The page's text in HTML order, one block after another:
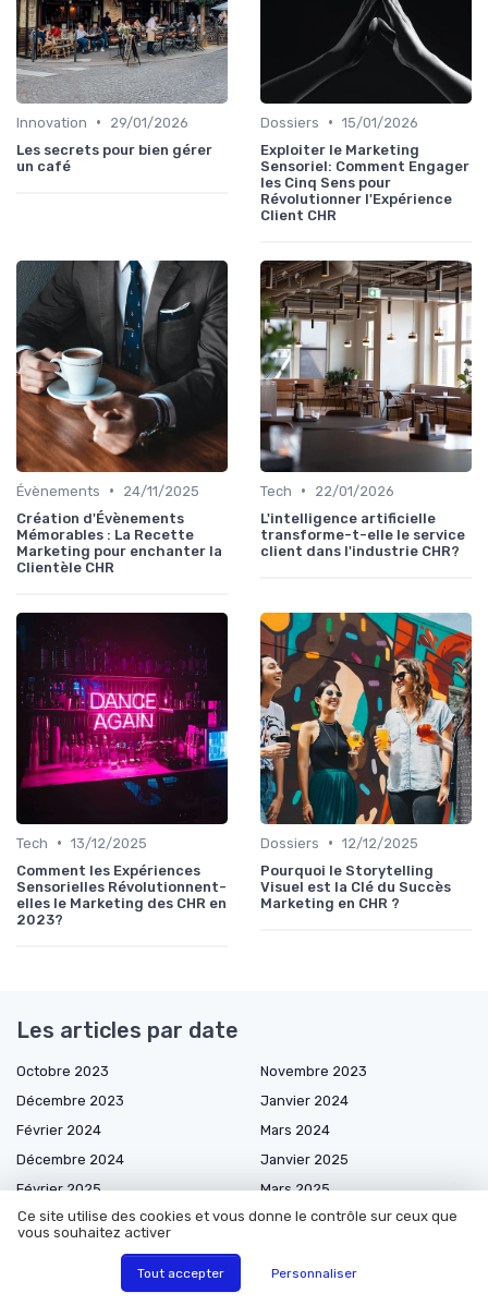
Innovation •
29/01/2026
Les secrets pour bien gérer
un café
Dossiers • 15/01/2026
Exploiter le Marketing
Sensoriel: Comment Engager
les Cinq Sens pour
Révolutionner l'Expérience
Client CHR
Évènements •
24/11/2025
Création d'Évènements
Mémorables : La Recette
Marketing pour enchanter la
Clientèle CHR
Tech •
22/01/2026
L'intelligence artificielle
transforme-t-elle le service
client dans l'industrie CHR?
Tech • 13/12/2025
Comment les Expériences
Sensorielles Révolutionnent-
elles le Marketing des CHR en
2023?
Dossiers • 12/12/2025
Pourquoi le Storytelling
Visuel est la Clé du Succès
Marketing en CHR ?
Les articles par date
Octobre 2023
Novembre 2023
Décembre 2023
Janvier 2024
Février 2024
Mars 2024
Décembre 2024
Janvier 2025
Février 2025
Mars 2025
Avril 2025
Juin 2025
Octobre 2025
Ce site utilise des cookies et vous donne le contrôle sur ceux que
vous souhaitez activer
Tout accepter Personnaliser